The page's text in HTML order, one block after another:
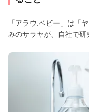
「アラウ.ベビー」は「
みのサラヤが、自社で研